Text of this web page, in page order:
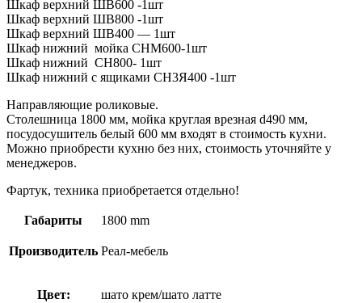
Шкаф верхний ШВ600 -1шт
Шкаф верхний ШВ800 -1шт
Шкаф верхний ШВ400 — 1шт
Шкаф нижний мойка СНМ600-1шт
Шкаф нижний СН800- 1шт
Шкаф нижний с ящиками СН3Я400 -1шт
Направляющие роликовые.
Столешница 1800 мм, мойка круглая врезная d490 мм,
посудосушитель белый 600 мм входят в стоимость кухни.
Можно приобрести кухню без них, стоимость уточняйте у
менеджеров.
Фартук, техника приобретается отдельно!
Габариты 1800 mm
Производитель Реал-мебель
Цвет: шато крем/шато латте